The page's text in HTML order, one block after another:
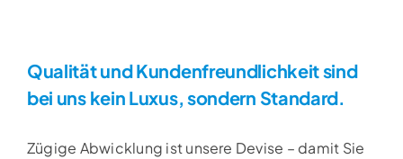
Qualität und Kundenfreundlichkeit sind
bei uns kein Luxus, sondern Standard.
Zügige Abwicklung ist unsere Devise – damit Sie